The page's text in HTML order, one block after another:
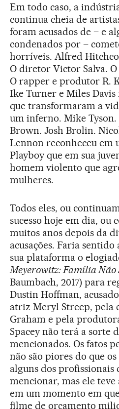
Em todo caso, a
continua cheia de
foram acusados de – e
condenados por –
horríveis. Alfred
O diretor Victor Salva.
O rapper e produtor R.
Ike Turner e Miles Davis
que transformaram a
um inferno. Mike Tyson.
Brown. Josh Brolin.
Lennon reconheceu em
Playboy que em sua
homem violento que
mulheres.
Todos eles, ou
sucesso hoje em dia, ou
muitos anos depois da
acusações. Faria
sua plataforma o
Meyerowitz: Família Não
Baumbach, 2017) para
Dustin Hoffman,
atriz Meryl Streep, pela
Graham e pela
Spacey não terá a sorte
mencionados. Os fatos
não são piores do que
alguns dos profissionais
mencionar, mas ele
em um momento em
filme de orçamento